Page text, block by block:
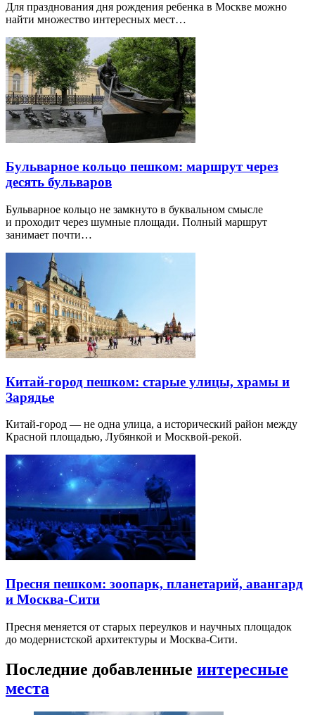
Для празднования дня рождения ребенка в Москве можно
найти множество интересных мест…
Бульварное кольцо пешком: маршрут через
десять бульваров
Бульварное кольцо не замкнуто в буквальном смысле
и проходит через шумные площади. Полный маршрут
занимает почти…
Китай-город пешком: старые улицы, храмы и
Зарядье
Китай-город — не одна улица, а исторический район между
Красной площадью, Лубянкой и Москвой-рекой.
Пресня пешком: зоопарк, планетарий, авангард
и Москва-Сити
Пресня меняется от старых переулков и научных площадок
до модернистской архитектуры и Москва-Сити.
Последние добавленные интересные
места